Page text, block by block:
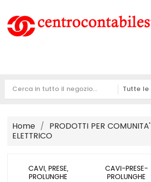
Home PRODOTTI PER COMUNITA'
ELETTRICO
CAVI, PRESE,
PROLUNGHE
CAVI-PRESE-
PROLUNGHE